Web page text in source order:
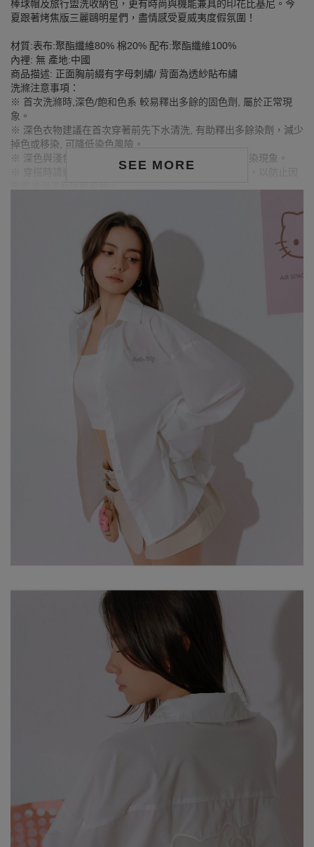
SEE MORE
棒球帽及旅行盥洗收納包，更有時尚與機能兼具的印花比基尼。今
夏跟著烤焦版三麗鷗明星們，盡情感受夏威夷度假氛圍！
材質:表布:聚酯纖維80% 棉20% 配布:聚酯纖維100%
內裡: 無 產地:中國
商品描述: 正面胸前綴有字母刺繡/ 背面為透紗貼布繡
洗滌注意事項：
※ 首次洗滌時,深色/飽和色系 較易釋出多餘的固色劑, 屬於正常現
象。
※ 深色衣物建議在首次穿著前先下水清洗, 有助釋出多餘染劑，減少
掉色或移染, 可降低染色風險。
※ 深色與淺色衣物請分開洗滌，避免互相染色或產生移染現象。
※ 穿搭時請避免與淺色衣物、配件、飾品一同搭配使用，以防止因
設定差異略有不同，請以實際商品顏色為準。
身高169cm／胸圍Bust：80cm
腰圍Waist：59cm／臀圍hips：90cm
試穿報告：模特兒穿著F號